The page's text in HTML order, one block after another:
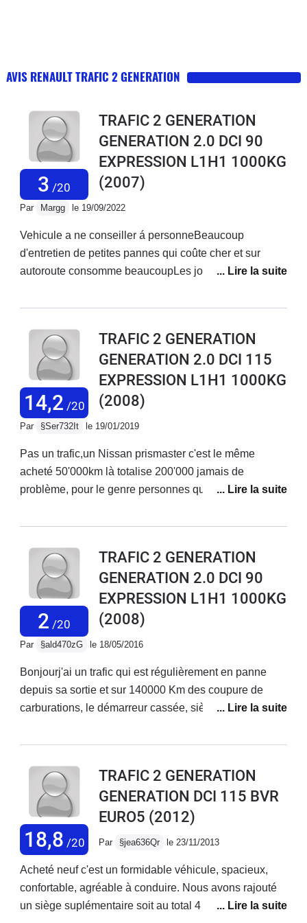
AVIS RENAULT TRAFIC 2 GENERATION
3 /20
TRAFIC 2 GENERATION
GENERATION 2.0 DCI 90
EXPRESSION L1H1 1000KG
(2007)
Par Margg le 19/09/2022
Vehicule a ne conseiller á personneBeaucoup
d'entretien de petites pannes qui coûte cher et sur
autoroute consomme beaucoupLes joints se défont
inconfortable et de mauvaise qualité et celui du
renault non fiable aucun confort même mon chien
arrive fatigué et vous parle pas du chat énormément de
bruit dans la cabine
14,2 /20
TRAFIC 2 GENERATION
GENERATION 2.0 DCI 115
EXPRESSION L1H1 1000KG
(2008)
Par §Ser732It le 19/01/2019
Pas un trafic,un Nissan prismaster c'est le même
acheté 50'000km là totalise 200'000 jamais de
problème, pour le genre personnes que parle de
voudrai le vendre pour acheter un plus grande je hesite
petit enquête sur le réseau sociaux pour voir se je
trouve mon bonheur...merci
2 /20
TRAFIC 2 GENERATION
GENERATION 2.0 DCI 90
EXPRESSION L1H1 1000KG
(2008)
Par §ald470zG le 18/05/2016
Bonjourj'ai un trafic qui est régulièrement en panne
depuis sa sortie et sur 140000 Km des coupure de
carburations, le démarreur cassée, siège cassée,
ventilation 1 en panne, les grilles de ventilation en
caoutchouc cassent , la porte latérale la roue de
coulisse ovale etc...et maintenant la chaîne cassé a
140000 KM moteur mort 10000 € pour réparé et
Renault ne veux rien savoir je ne suis pas responsable
des mauvais choix de camelote du constructeur avec
Renault tout les jour un bruit nouveau
18,8 /20
TRAFIC 2 GENERATION
GENERATION DCI 115 BVR
EURO5 (2012)
Par §jea636Qr le 23/11/2013
Acheté neuf c'est un formidable véhicule, spacieux,
confortable, agréable à conduire. Nous avons rajouté
un siège suplémentaire soit au total 4 sièges